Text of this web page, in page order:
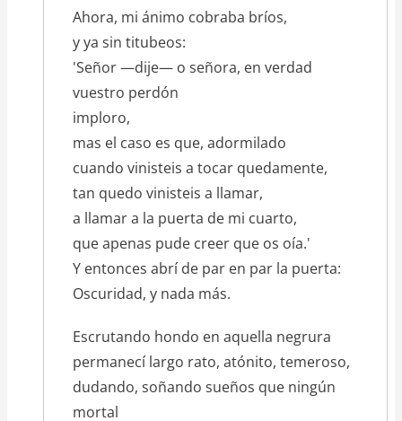
Ahora, mi ánimo cobraba bríos,
y ya sin titubeos:
'Señor —dije— o señora, en verdad
vuestro perdón
imploro,
mas el caso es que, adormilado
cuando vinisteis a tocar quedamente,
tan quedo vinisteis a llamar,
a llamar a la puerta de mi cuarto,
que apenas pude creer que os oía.'
Y entonces abrí de par en par la puerta:
Oscuridad, y nada más.
Escrutando hondo en aquella negrura
permanecí largo rato, atónito, temeroso,
dudando, soñando sueños que ningún
mortal